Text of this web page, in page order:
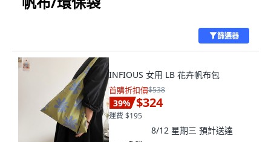
篩選器
INFIOUS 女用 LB 花卉帆布包
首購折扣價$538
39% $324
運費 $195
8/12 星期三 預計送達